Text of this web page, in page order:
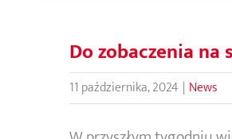
Do zobaczenia na
11 października, 2024 | News